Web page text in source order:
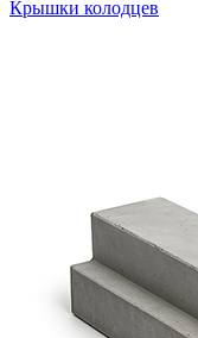
Крышки колодцев